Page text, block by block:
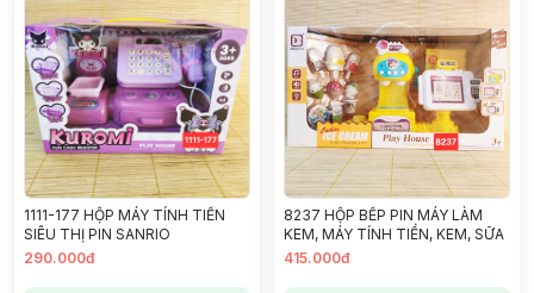
1111-177 HỘP MÁY TÍNH TIỀN
SIÊU THỊ PIN SANRIO
290.000đ
8237 HỘP BẾP PIN MÁY LÀM
KEM, MÁY TÍNH TIỀN, KEM, SỮA
415.000đ